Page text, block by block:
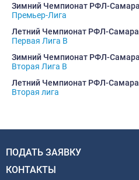
Зимний Чемпионат РФЛ-
Премьер-Лига
Летний Чемпионат РФЛ-
Первая Лига В
Зимний Чемпионат РФЛ-
Вторая Лига В
Летний Чемпионат РФЛ-
Вторая лига
ПОДАТЬ ЗАЯВКУ
КОНТАКТЫ